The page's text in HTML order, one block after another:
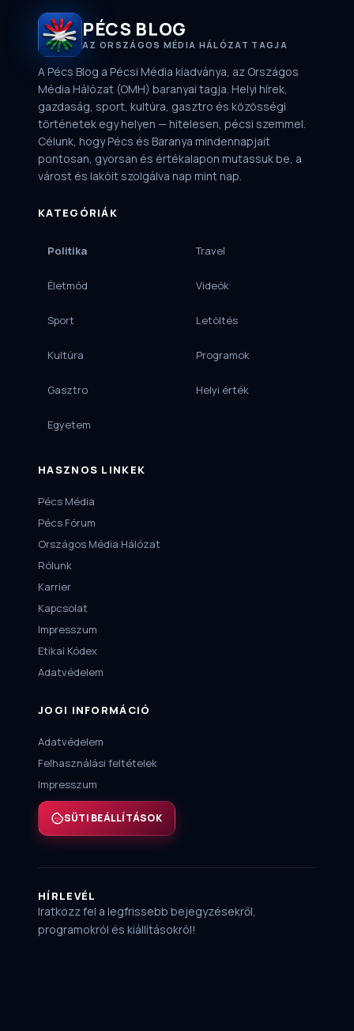
PÉCS BLOG
AZ ORSZÁGOS MÉDIA HÁLÓZAT TAGJA
A Pécs Blog a Pécsi Média kiadványa, az Országos
Média Hálózat (OMH) baranyai tagja. Helyi hírek,
gazdaság, sport, kultúra, gasztro és közösségi
történetek egy helyen — hitelesen, pécsi szemmel.
Célunk, hogy Pécs és Baranya mindennapjait
pontosan, gyorsan és értékalapon mutassuk be, a
várost és lakóit szolgálva nap mint nap.
KATEGÓRIÁK
Politika
Életmód
Sport
Kultúra
Gasztro
Egyetem
Travel
Videók
Letöltés
Programok
Helyi érték
HASZNOS LINKEK
Pécs Média
Pécs Fórum
Országos Média Hálózat
Rólunk
Karrier
Kapcsolat
Impresszum
Etikai Kódex
Adatvédelem
JOGI INFORMÁCIÓ
Adatvédelem
Felhasználási feltételek
Impresszum
SÜTI BEÁLLÍTÁSOK
HÍRLEVÉL
Iratkozz fel a legfrissebb bejegyzésekről,
programokról és kiállításokról!